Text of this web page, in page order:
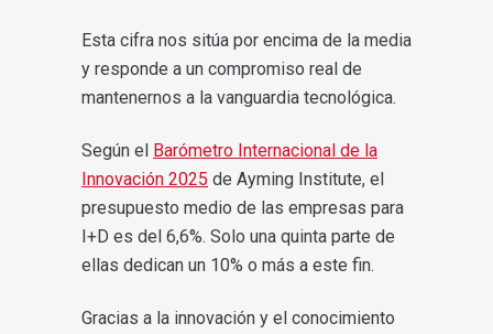
Esta cifra nos sitúa por encima de la media
y responde a un compromiso real de
mantenernos a la vanguardia tecnológica.
Según el Barómetro Internacional de la
Innovación 2025 de Ayming Institute, el
presupuesto medio de las empresas para
I+D es del 6,6%. Solo una quinta parte de
ellas dedican un 10% o más a este fin.
Gracias a la innovación y el conocimiento